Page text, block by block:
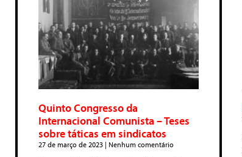
Quinto Congresso da
Internacional Comunista – Teses
sobre táticas em sindicatos
27 de março de 2023 Nenhum comentário